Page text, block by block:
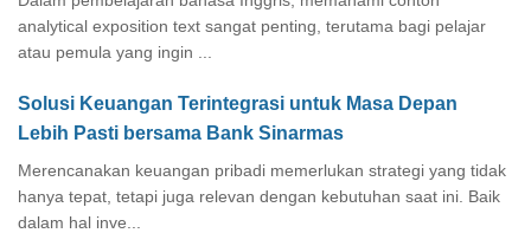
analytical exposition text sangat penting, terutama bagi pelajar
atau pemula yang ingin ...
Solusi Keuangan Terintegrasi untuk Masa Depan
Lebih Pasti bersama Bank Sinarmas
Merencanakan keuangan pribadi memerlukan strategi yang tidak
hanya tepat, tetapi juga relevan dengan kebutuhan saat ini. Baik
dalam hal inve...